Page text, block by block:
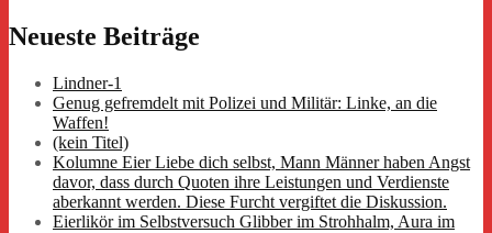
Neueste Beiträge
Lindner-1
Genug gefremdelt mit Polizei und Militär: Linke, an die
Waffen!
(kein Titel)
Kolumne Eier Liebe dich selbst, Mann Männer haben Angst
davor, dass durch Quoten ihre Leistungen und Verdienste
aberkannt werden. Diese Furcht vergiftet die Diskussion.
Eierlikör im Selbstversuch Glibber im Strohhalm, Aura im